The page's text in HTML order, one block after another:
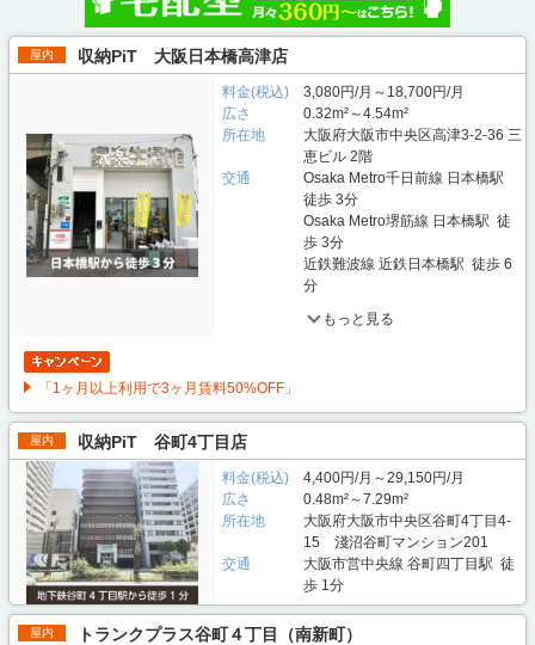
屋内 収納PiT 大阪日本橋高津店
料金(税込)
3,080円/月～18,700円/月
広さ
0.32m²～4.54m²
所在地
大阪府大阪市中央区高津3-2-36 三
恵ビル 2階
交通
Osaka Metro千日前線 日本橋駅
徒歩 3分
Osaka Metro堺筋線 日本橋駅 徒
歩 3分
近鉄難波線 近鉄日本橋駅 徒歩 6
分
もっと見る
「1ヶ月以上利用で3ヶ月賃料50%OFF」
屋内 収納PiT 谷町4丁目店
料金(税込)
4,400円/月～29,150円/月
広さ
0.48m²～7.29m²
所在地
大阪府大阪市中央区谷町4丁目4-
15 淺沼谷町マンション201
交通
大阪市営中央線 谷町四丁目駅 徒
歩 1分
屋内 トランクプラス谷町４丁目（南新町）